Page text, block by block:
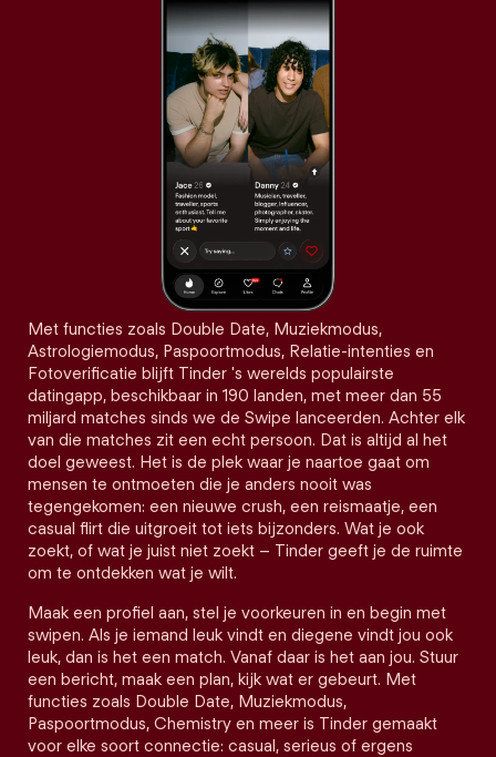
Met functies zoals Double Date, Muziekmodus,
Astrologiemodus, Paspoortmodus, Relatie-intenties en
Fotoverificatie blijft Tinder 's werelds populairste
datingapp, beschikbaar in 190 landen, met meer dan 55
miljard matches sinds we de Swipe lanceerden. Achter elk
van die matches zit een echt persoon. Dat is altijd al het
doel geweest. Het is de plek waar je naartoe gaat om
mensen te ontmoeten die je anders nooit was
tegengekomen: een nieuwe crush, een reismaatje, een
casual flirt die uitgroeit tot iets bijzonders. Wat je ook
zoekt, of wat je juist niet zoekt – Tinder geeft je de ruimte
om te ontdekken wat je wilt.
Maak een profiel aan, stel je voorkeuren in en begin met
swipen. Als je iemand leuk vindt en diegene vindt jou ook
leuk, dan is het een match. Vanaf daar is het aan jou. Stuur
een bericht, maak een plan, kijk wat er gebeurt. Met
functies zoals Double Date, Muziekmodus,
Paspoortmodus, Chemistry en meer is Tinder gemaakt
voor elke soort connectie: casual, serieus of ergens